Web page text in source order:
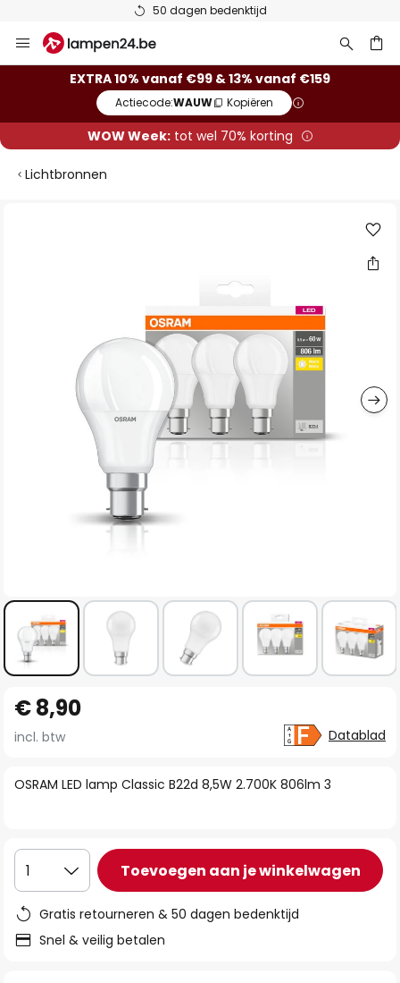
50 dagen bedenktijd
naar
EXTRA 10% vanaf €99 & 13% vanaf €159
Actiecode:WAUW Kopiëren
WOW Week:tot wel 70% korting
Lichtbronnen
afbeeldingen-
naar
het
van
gallerij
OSRAM LED lamp Classic B22d 8,5W 2.700K 806lm 3
€ 8,90
incl. btw Datablad
1 Toevoegen aan je winkelwagen
Gratis retourneren & 50 dagen bedenktijd
Snel & veilig betalen